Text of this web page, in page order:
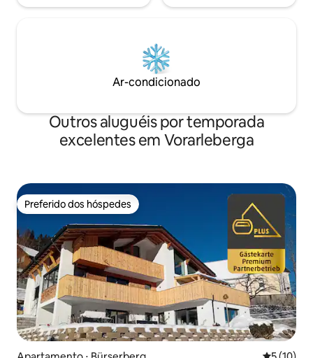
Ar-condicionado
Outros aluguéis por temporada
excelentes em Vorarleberga
Preferido dos hóspedes
Preferido dos hóspedes